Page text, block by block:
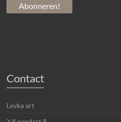
Contact
Levka art